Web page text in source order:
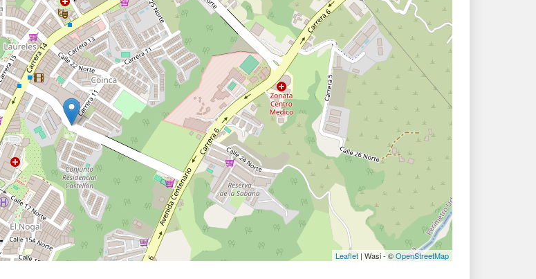
Leaflet | Wasi - ©OpenStreetMap